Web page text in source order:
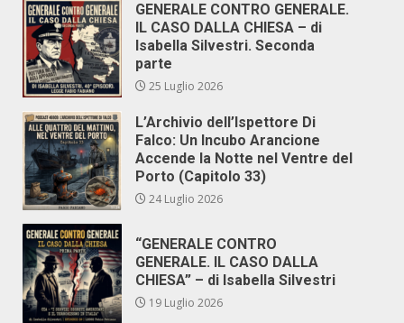
GENERALE CONTRO GENERALE.
IL CASO DALLA CHIESA – di
Isabella Silvestri. Seconda
parte
25 Luglio 2026
L’Archivio dell’Ispettore Di
Falco: Un Incubo Arancione
Accende la Notte nel Ventre del
Porto (Capitolo 33)
24 Luglio 2026
“GENERALE CONTRO
GENERALE. IL CASO DALLA
CHIESA” – di Isabella Silvestri
19 Luglio 2026